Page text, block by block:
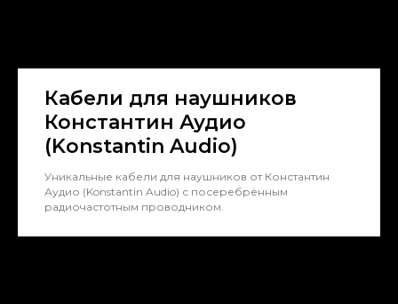
Кабели для наушников
Константин Аудио
(Konstantin Audio)
Уникальные кабели для наушников от Константин
Аудио (Konstantin Audio) с посеребрённым
радиочастотным проводником.